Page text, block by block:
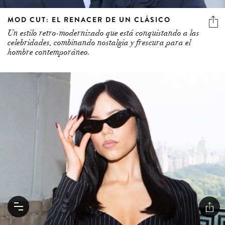
MOD CUT: EL RENACER DE UN CLÁSICO
Un estilo retro-modernizado que está conquistando a las
celebridades, combinando nostalgia y frescura para el
hombre contemporáneo.